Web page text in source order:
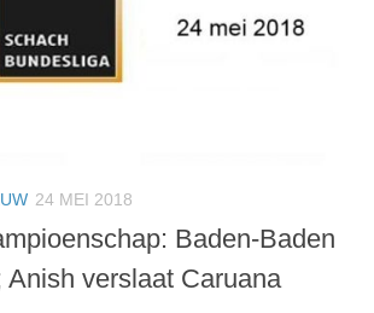
24 MEI 2018
Baden-Baden
Anish verslaat Caruana